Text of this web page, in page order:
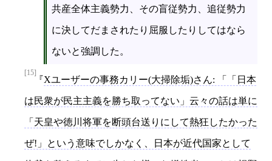
共産全体主義勢力、その盲従勢力、追従勢力
に決してだまされたり屈服したりしてはなら
ないと強調した。
[15]
Xユーザーの事務カリー(大掃除垢)さん: 「「日本
は民衆が民主主義を勝ち取ってない」云々の話は単に
「天皇や徳川将軍を断頭台送りにして熱狂したかった
ぜ!」という意味でしかなく、日本が近代国家として